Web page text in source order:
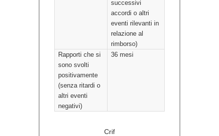
successivi
accordi o altri
eventi rilevanti in
relazione al
rimborso)
Rapporti che si
sono svolti
positivamente
(senza ritardi o
altri eventi
negativi)
36 mesi
Crif